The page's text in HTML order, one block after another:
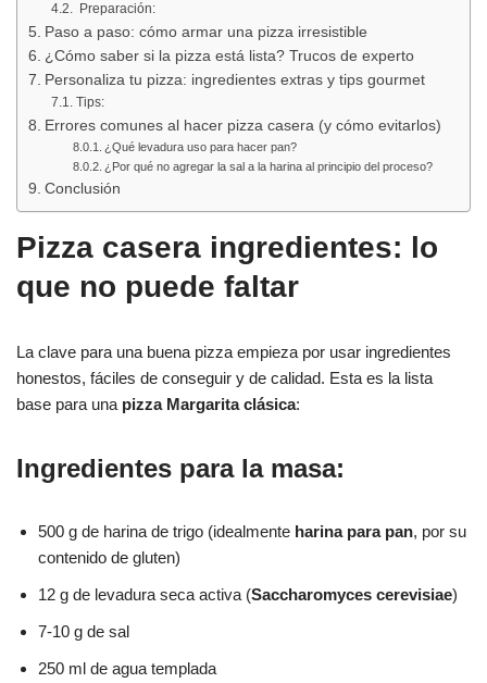
‍ Preparación:
Paso a paso: cómo armar una pizza irresistible
¿Cómo saber si la pizza está lista? Trucos de experto
Personaliza tu pizza: ingredientes extras y tips gourmet
Tips:
Errores comunes al hacer pizza casera (y cómo evitarlos)
¿Qué levadura uso para hacer pan?
¿Por qué no agregar la sal a la harina al principio del proceso?
Conclusión
Pizza casera ingredientes: lo
que no puede faltar
La clave para una buena pizza empieza por usar ingredientes
honestos, fáciles de conseguir y de calidad. Esta es la lista
base para una pizza Margarita clásica:
Ingredientes para la masa:
500 g de harina de trigo (idealmente harina para pan, por su
contenido de gluten)
12 g de levadura seca activa (Saccharomyces cerevisiae)
7-10 g de sal
250 ml de agua templada